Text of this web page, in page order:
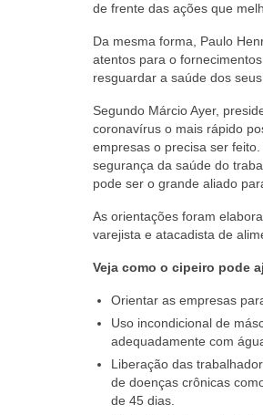
de frente das ações que
Da mesma forma, Paulo
atentos para o
resguardar a saúde dos
Segundo Márcio Ayer,
coronavírus o mais rápido
empresas o precisa ser
segurança da saúde do
pode ser o grande aliado
As orientações foram
varejista e atacadista de
Veja como o cipeiro pode
Orientar as empresas
Uso incondicional de
adequadamente com
Liberação das
de doenças crônicas
de 45 dias.